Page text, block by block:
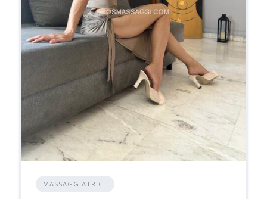
MASSAGGIATRICE